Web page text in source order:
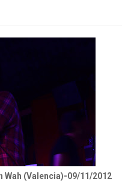
Wah (Valencia)-09/11/2012